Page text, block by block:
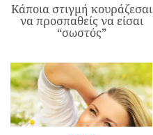
Κάποια στιγμή κουράζεσαι
να προσπαθείς να είσαι
“σωστός”